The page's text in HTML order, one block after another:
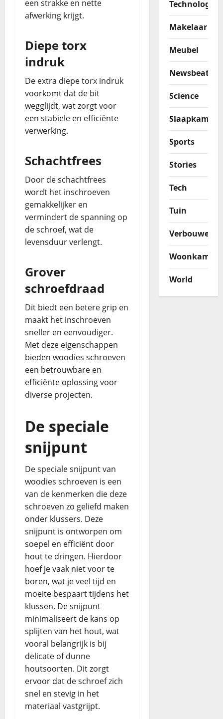
een strakke en nette
afwerking krijgt.
Diepe torx
indruk
De extra diepe torx indruk
voorkomt dat de bit
wegglijdt, wat zorgt voor
een stabiele en efficiënte
verwerking.
Schachtfrees
Door de schachtfrees
wordt het inschroeven
gemakkelijker en
vermindert de spanning op
de schroef, wat de
levensduur verlengt.
Grover
schroefdraad
Dit biedt een betere grip en
maakt het inschroeven
sneller en eenvoudiger.
Met deze eigenschappen
bieden woodies schroeven
een betrouwbare en
efficiënte oplossing voor
diverse projecten.
De speciale
snijpunt
De speciale snijpunt van
woodies schroeven is een
van de kenmerken die deze
schroeven zo geliefd maken
onder klussers. Deze
snijpunt is ontworpen om
soepel en efficiënt door
hout te dringen. Hierdoor
hoef je vaak niet voor te
boren, wat je veel tijd en
moeite bespaart tijdens het
klussen. De snijpunt
minimaliseert de kans op
splijten van het hout, wat
vooral belangrijk is bij
delicate of dunne
houtsoorten. Dit zorgt
ervoor dat de schroef zich
snel en stevig in het
materiaal vastgrijpt.
Technologie
Makelaar
Meubel
Newsbeat
Science
Slaapkamer
Sports
Stories
Tech
Tuin
Verbouwen
Woonkamer
World